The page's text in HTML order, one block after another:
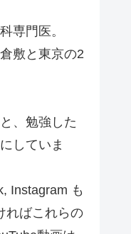
専門医。
敷と東京の2
、勉強した
していま
Instagram も
ればこれらの